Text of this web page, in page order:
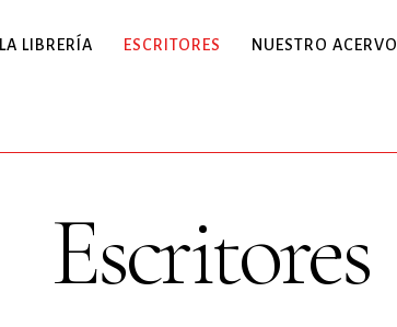
LA LIBRERÍA ESCRITORES NUESTRO ACERVO
Escritores